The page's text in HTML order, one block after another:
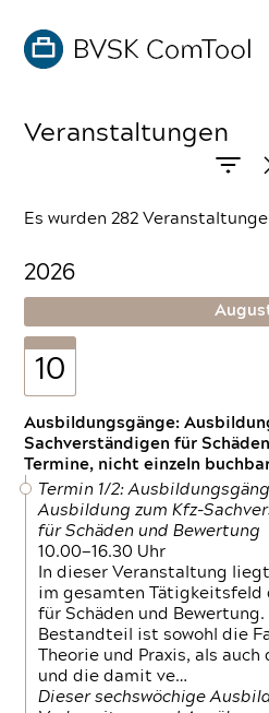
Veranstaltungen
Es wurden 282
2026
10
Ausbildungsgänge:
Sachverständigen für
Termine, nicht einzeln
Termin 1/2:
Ausbildung zum Kfz-
für Schäden und Bewertung
10.00—16.30 Uhr
In dieser Veranstaltung
im gesamten Tätigkeitsfeld
für Schäden und
Bestandteil ist sowohl die
Theorie und Praxis, als
und die damit ve…
Dieser sechswöchige